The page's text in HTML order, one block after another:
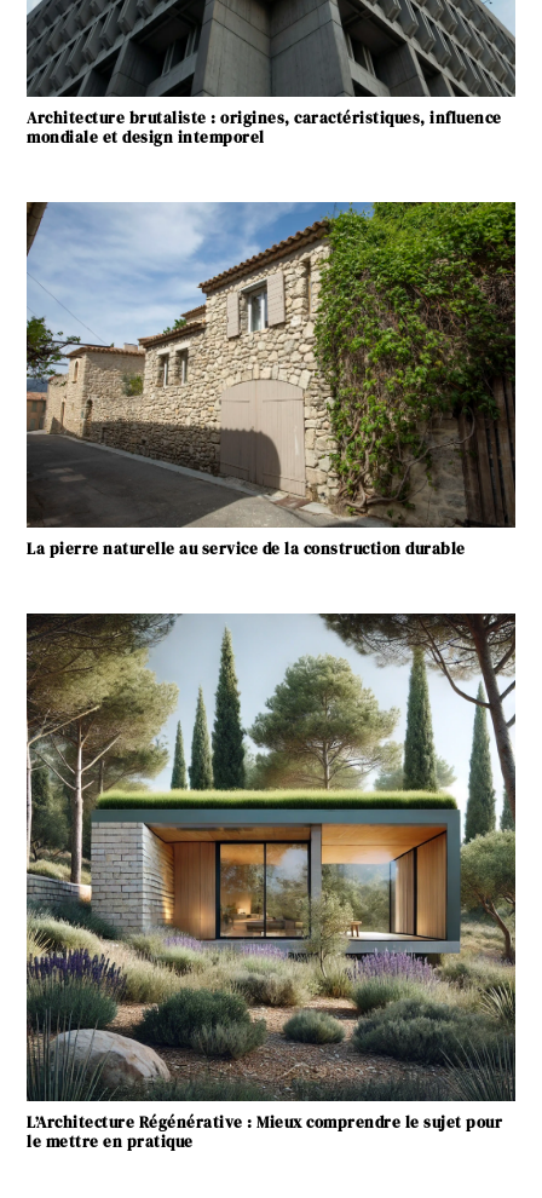
Architecture brutaliste : origines, caractéristiques, influence
mondiale et design intemporel
La pierre naturelle au service de la construction durable
L’Architecture Régénérative : Mieux comprendre le sujet pour
le mettre en pratique